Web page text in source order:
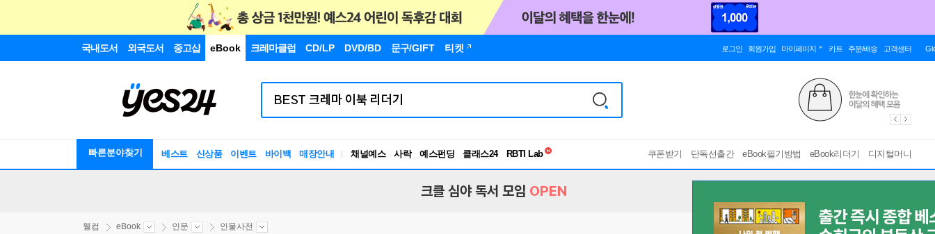
국내도서 외국도서 중고샵 eBook 크레마클럽 CD/LP DVD/BD 문구/GIFT 티켓 로그인 회원가입 마이페이지 카트 주문/배송 고객센터
빠른분야찾기 베스트 신상품 이벤트 바이백 매장안내 채널예스 사락 예스펀딩 클래스24
독서유형검사
쿠폰받기 단독선출간 eBook필기방법 eBook리더기 디지털머니
크클 심야 독서 모임 OPEN
웰컴 eBook 인문 인물사전